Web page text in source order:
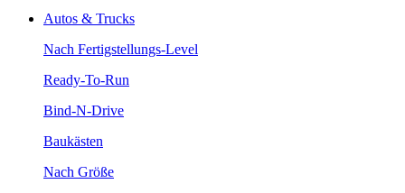
Autos & Trucks
Nach Fertigstellungs-Level
Ready-To-Run
Bind-N-Drive
Baukästen
Nach Größe